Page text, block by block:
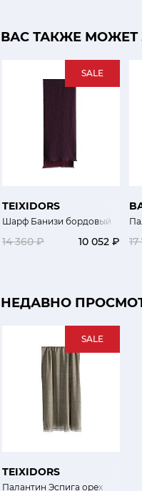
ВАС ТАКЖЕ МОЖЕТ
SALE
TEIXIDORS
Шарф Банизи бордовый
14 360 ₽ 10 052 ₽
НЕДАВНО
SALE
TEIXIDORS
Палантин Эспига орех